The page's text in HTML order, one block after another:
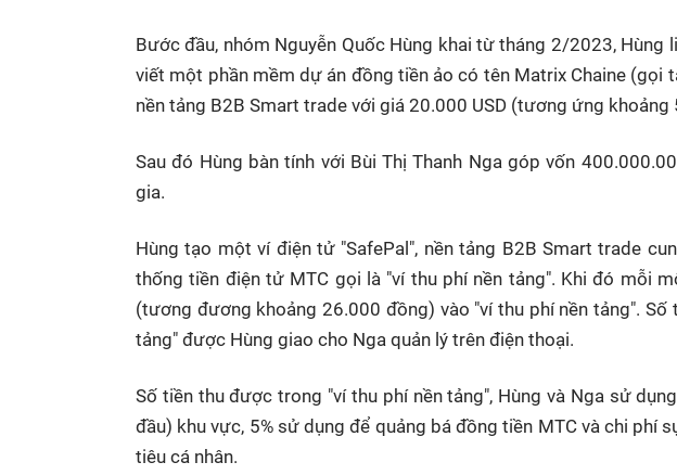
Bước đầu, nhóm Nguyễn Quốc Hùng khai từ tháng 2/2023, Hùng
viết một phần mềm dự án đồng tiền ảo có tên Matrix Chaine (gọi
nền tảng B2B Smart trade với giá 20.000 USD (tương ứng khoảng
Sau đó Hùng bàn tính với Bùi Thị Thanh Nga góp vốn
gia.
Hùng tạo một ví điện tử "SafePal", nền tảng B2B Smart trade
thống tiền điện tử MTC gọi là "ví thu phí nền tảng". Khi đó mỗi
(tương đương khoảng 26.000 đồng) vào "ví thu phí nền tảng".
tảng" được Hùng giao cho Nga quản lý trên điện thoại.
Số tiền thu được trong "ví thu phí nền tảng", Hùng và Nga sử
đầu) khu vực, 5% sử dụng để quảng bá đồng tiền MTC và chi phí
tiêu cá nhân.